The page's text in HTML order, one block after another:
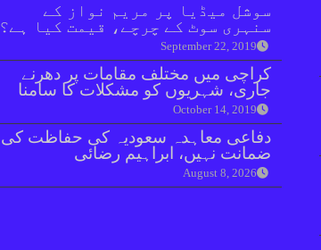
سوشل میڈیا پر مریم نواز کے
سنہری سوٹ کے چرچے، قیمت کیا ہے؟
September 22, 2019
کراچی میں مختلف مقامات پر دھرنے
جاری، شہریوں کو مشکلات کا سامنا
October 14, 2019
دفاعی معاہدہ سعودیہ کی حفاظت کی
ضمانت نہیں، ابراہیم رضائی
August 8, 2026